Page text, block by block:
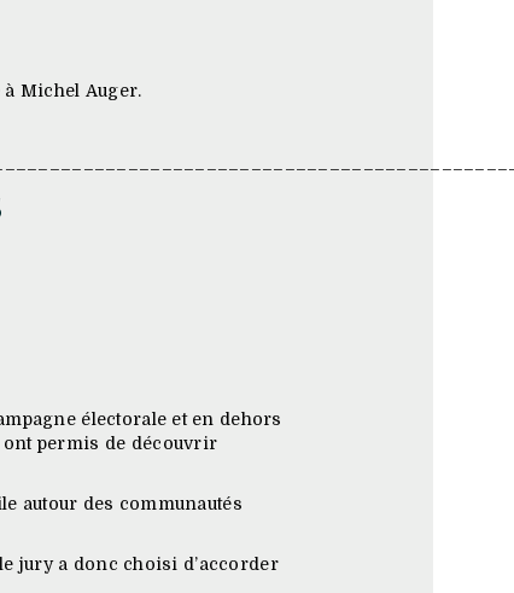
Michel Auger.
électorale et en dehors
ont permis de découvrir
autour des communautés
jury a donc choisi d’accorder